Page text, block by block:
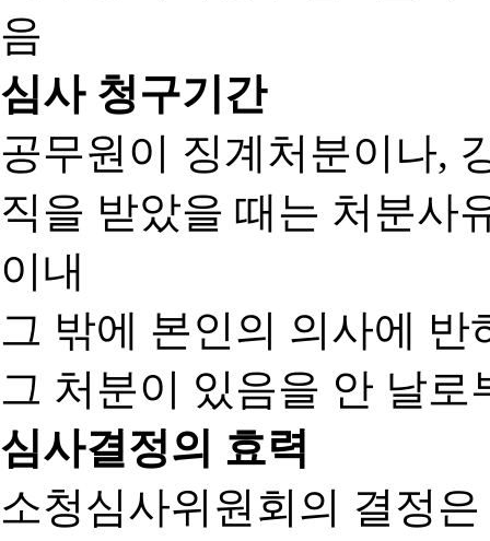
음
심사 청구기간
공무원이 징계처분이나,
직을 받았을 때는 처분사
이내
그 밖에 본인의 의사에
그 처분이 있음을 안 날로
심사결정의 효력
소청심사위원회의 결정